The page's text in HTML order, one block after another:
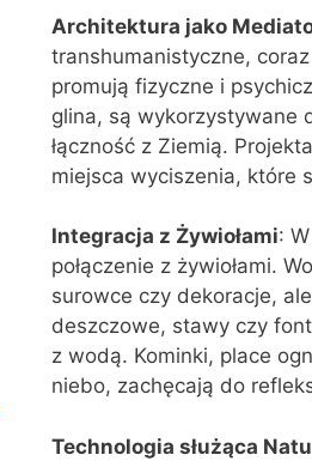
Architektura jako
transhumanistyczne,
promują fizyczne i
glina, są wykorzystywane
łączność z Ziemią.
miejsca wyciszenia, które
Integracja z Żywiołami:
połączenie z żywiołami.
surowce czy dekoracje,
deszczowe, stawy czy
z wodą. Kominki, place
niebo, zachęcają do
Technologia służąca